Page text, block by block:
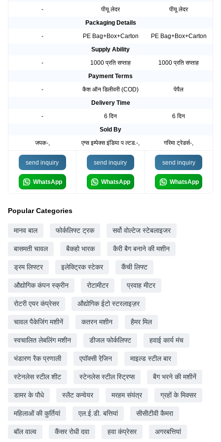
-
पीयू लेदर
पीयू लेदर
Packaging Details
-
PE Bag+Box+Carton
PE Bag+Box+Carton
Supply Ability
-
1000 प्रति सप्ताह
1000 प्रति सप्ताह
Payment Terms
-
कैश ऑन डिलीवरी (COD)
पेपैल
Delivery Time
-
6 दिन
6 दिन
Sold By
जपक-,
एग्स इम्पेक्स इंडिया प ल्टड.-, गरिमा ट्रेडर्स-,
send inquiry
WhatsApp
send inquiry
WhatsApp
send inquiry
WhatsApp
Popular Categories
मानव बाल फोर्कलिफ्ट ट्रक सर्वो वोल्टेज स्टेबलाइजर
बासमती चावल बैकहो भारक कैरी बैग बनाने की मशीन
ड्रम लिफ्टर इलेक्ट्रिक स्टेकर कैंची लिफ्ट
औद्योगिक कंपन स्क्रीन रोटामीटर प्रवाह मीटर
रोटरी एयर कंप्रेसर औद्योगिक ईटो स्टरलाइज़र
चावल पैकेजिंग मशीनें कतरन मशीन हैमर मिल
स्वचालित लेबलिंग मशीन डीजल फोर्कलिफ्ट हवाई कार्य मंच
भंडारण रैक प्रणाली एपॉक्सी रेजि़न माइल्ड स्टील बार
स्टेनलेस स्टील शीट स्टेनलेस स्टील स्ट्रिप्स बैग भरने की मशीनें
डामर के पौधे स्लैट कन्वेयर मरहम संयंत्र ग्रहों के मिक्सर
महिलाओं की कुर्तियां एल.ई.डी. बत्तियां सीसीटीवी कैमरा
बॉल वाल्व कैंसर रोधी दवा हवा कंप्रेसर अगरबत्तियां